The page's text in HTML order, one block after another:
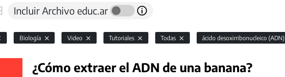
Incluir Archivo educ.ar
Biología Video Tutoriales Todas ácido desoxirribonucleico (ADN)
¿Cómo extraer el ADN de una banana?